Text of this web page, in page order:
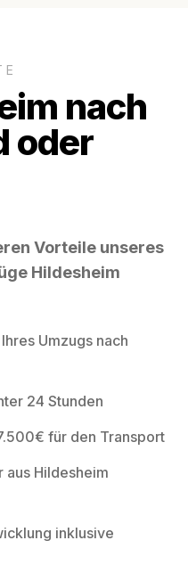
nach
oder
Vorteile unseres
Hildesheim
Umzugs nach
24 Stunden
für den Transport
aus Hildesheim
inklusive